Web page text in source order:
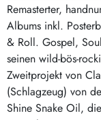
Remasterter,
Albums inkl.
& Roll. Gospel,
seinen wild-bös-
Zweitprojekt von
(Schlagzeug) von
Shine Snake Oil,